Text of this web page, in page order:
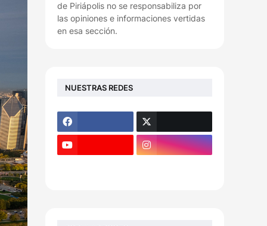
de Piriápolis no se responsabiliza por
las opiniones e informaciones vertidas
en esa sección.
NUESTRAS REDES